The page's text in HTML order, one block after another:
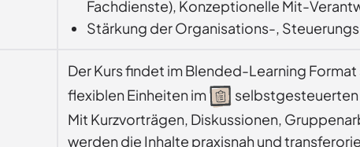
Fachdienste), Konzeptionelle Mit-
Stärkung der Organisations-,
Der Kurs findet im Blended-Learning
flexiblen Einheiten im
selbstgesteuerten
Mit Kurzvorträgen, Diskussionen,
werden die Inhalte praxisnah und